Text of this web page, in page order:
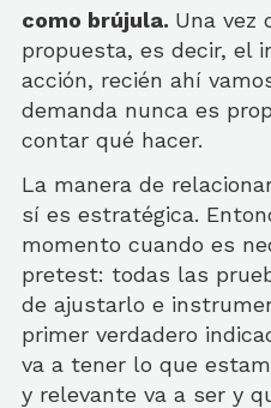
como brújula. Una vez
propuesta, es decir, el
acción, recién ahí
demanda nunca es
contar qué hacer.
La manera de
sí es estratégica.
momento cuando es
pretest: todas las
de ajustarlo e
primer verdadero
va a tener lo que
y relevante va a ser y